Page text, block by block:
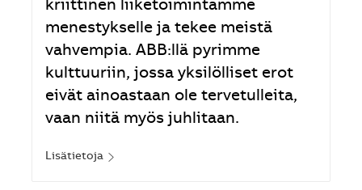
kriittinen liiketoimintamme
menestykselle ja tekee meistä
vahvempia. ABB:llä pyrimme
kulttuuriin, jossa yksilölliset erot
eivät ainoastaan ole tervetulleita,
vaan niitä myös juhlitaan.
Lisätietoja